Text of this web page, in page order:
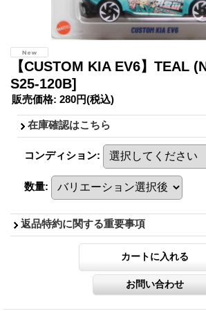
【CUSTOM KIA EV6】TEAL
S25-120B]
販売価格: 280円(税込)
在庫確認はこちら
コンディション:
数量:
返品特約に関する重要事項